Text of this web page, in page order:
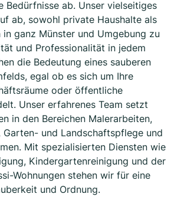
Bedürfnisse ab. Unser vielseitiges
ab, sowohl private Haushalte als
in ganz Münster und Umgebung zu
und Professionalität in jedem
die Bedeutung eines sauberen
egal ob es sich um Ihre
oder öffentliche
Unser erfahrenes Team setzt
in den Bereichen Malerarbeiten,
Garten- und Landschaftspflege und
Mit spezialisierten Diensten wie
Kindergartenreinigung und der
Wohnungen stehen wir für eine
und Ordnung.